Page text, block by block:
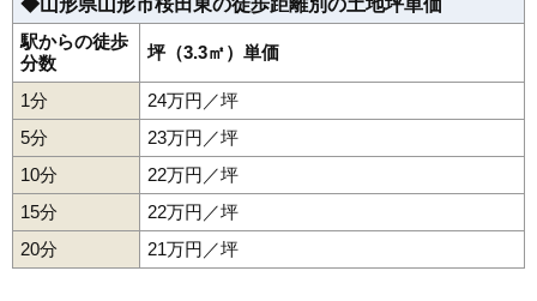
43 小白川町 25万円 1,677万円
44
45
46 美畑町
47 桜田東
48 あさひ町
49 薬師町
50 西田
◆山形県山形市桜田東の徒歩距離別の土地坪単価
駅からの徒歩
分数
坪（3.3㎡）単価
1分
24万円／坪
5分
23万円／坪
10分
22万円／坪
15分
22万円／坪
20分
21万円／坪